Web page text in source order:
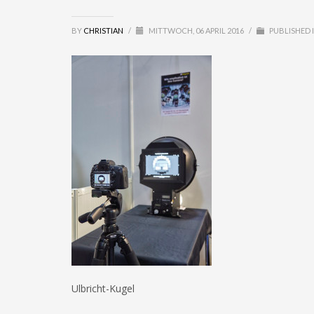
BY CHRISTIAN / MITTWOCH, 06 APRIL 2016 / PUBLISHED
Ulbricht-Kugel